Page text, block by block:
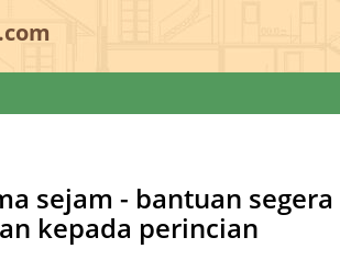
sejam - bantuan segera
kepada perincian